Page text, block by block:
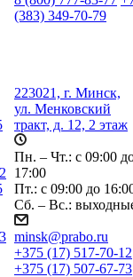
(383) 349-70-79
223021, г. Минск,
ул. Менковский
тракт, д. 12, 2 этаж
Пн. – Чт.: с 09:00
17:00
Пт.: с 09:00 до
Сб. – Вс.:
minsk@prabo.ru
+375 (17) 517-70-12
+375 (17) 507-67-73